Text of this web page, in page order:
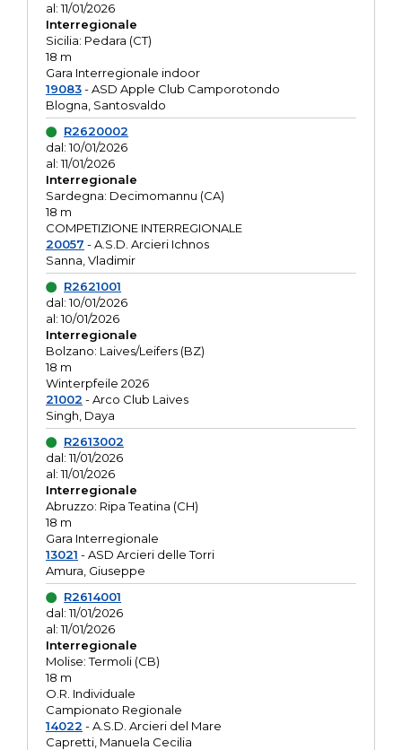
al: 11/01/2026
Interregionale
Sicilia: Pedara (CT)
18 m
Gara Interregionale indoor
19083- ASD Apple Club Camporotondo
Blogna, Santosvaldo
R2620002
dal: 10/01/2026
al: 11/01/2026
Interregionale
Sardegna: Decimomannu (CA)
18 m
COMPETIZIONE INTERREGIONALE
20057 - A.S.D. Arcieri Ichnos
Sanna, Vladimir
R2621001
dal: 10/01/2026
al: 10/01/2026
Interregionale
Bolzano: Laives/Leifers (BZ)
18 m
Winterpfeile 2026
21002 - Arco Club Laives
Singh, Daya
R2613002
dal: 11/01/2026
al: 11/01/2026
Interregionale
Abruzzo: Ripa Teatina (CH)
18 m
Gara Interregionale
13021 - ASD Arcieri delle Torri
Amura, Giuseppe
R2614001
dal: 11/01/2026
al: 11/01/2026
Interregionale
Molise: Termoli (CB)
18 m
O.R. Individuale
Campionato Regionale
14022 - A.S.D. Arcieri del Mare
Capretti, Manuela Cecilia